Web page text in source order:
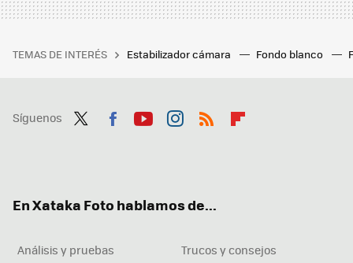
TEMAS DE INTERÉS Estabilizador cámara Fondo blanco
Síguenos
En Xataka Foto hablamos de...
Análisis y pruebas
Trucos y consejos